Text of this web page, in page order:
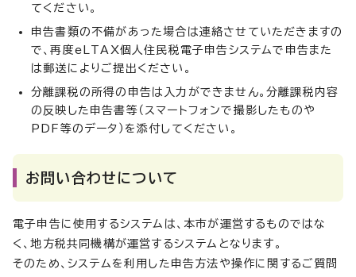
てください。
申告書類の不備があった場合は連絡させていただきますの
で、再度eLTAX個人住民税電子申告システムで申告また
は郵送によりご提出ください。
分離課税の所得の申告は入力ができません。分離課税内容
の反映した申告書等（スマートフォンで撮影したものや
PDF等のデータ）を添付してください。
お問い合わせについて
電子申告に使用するシステムは、本市が運営するものではな
く、地方税共同機構が運営するシステムとなります。
そのため、システムを利用した申告方法や操作に関するご質問